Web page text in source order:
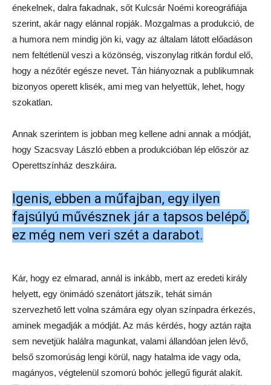
énekelnek, dalra fakadnak, sőt Kulcsár Noémi koreográfiája
szerint, akár nagy elánnal ropják. Mozgalmas a produkció, de
a humora nem mindig jön ki, vagy az általam látott előadáson
nem feltétlenül veszi a közönség, viszonylag ritkán fordul elő,
hogy a nézőtér egésze nevet. Tán hiányoznak a publikumnak
bizonyos operett klisék, ami meg van helyettük, lehet, hogy
szokatlan.
Annak szerintem is jobban meg kellene adni annak a módját,
hogy Szacsvay László ebben a produkcióban lép először az
Operettszínház deszkáira.
Igenis, ebben a műfajban, egy ilyen
fajsúlyú művésznek jár a tapsos belépő,
ez még nem veri szét a darabot.
Kár, hogy ez elmarad, annál is inkább, mert az eredeti király
helyett, egy önimádó szenátort játszik, tehát simán
szervezhető lett volna számára egy olyan színpadra érkezés,
aminek megadják a módját. Az más kérdés, hogy aztán rajta
sem nevetjük halálra magunkat, valami állandóan jelen lévő,
belső szomorúság lengi körül, nagy hatalma ide vagy oda,
magányos, végtelenül szomorú bohóc jellegű figurát alakít.